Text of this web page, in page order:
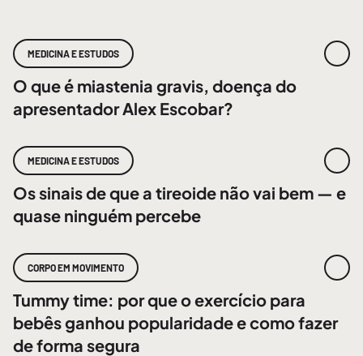
MEDICINA E ESTUDOS
O que é miastenia gravis, doença do
apresentador Alex Escobar?
MEDICINA E ESTUDOS
Os sinais de que a tireoide não vai bem — e
quase ninguém percebe
CORPO EM MOVIMENTO
Tummy time: por que o exercício para
bebês ganhou popularidade e como fazer
de forma segura